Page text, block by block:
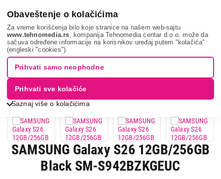
Obaveštenje o kolačićima
Za vreme korišćenja bilo koje stranice na našem web-sajtu
www.tehnomedia.rs , kompanija Tehnomedia centar d.o.o. može da
sačuva određene informacije na korisnikov uređaj putem "kolačića"
(engleski "cookies").
Saznaj više o kolačićima
Prihvati samo neophodne
Prihvati sve kolačiće
Mobilni telefoni i tableti Mobilni telefoni
Smart mobilni
telefoni
Samsung galaxy ...
11% UŠTEDA.
SAMSUNG Galaxy S26 12GB/256GB
Black SM-S942BZKGEUC